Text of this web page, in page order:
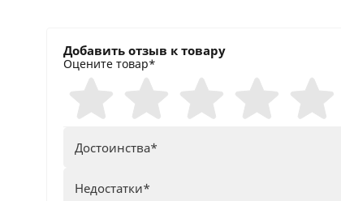
Добавить отзыв к товару
Оцените товар*